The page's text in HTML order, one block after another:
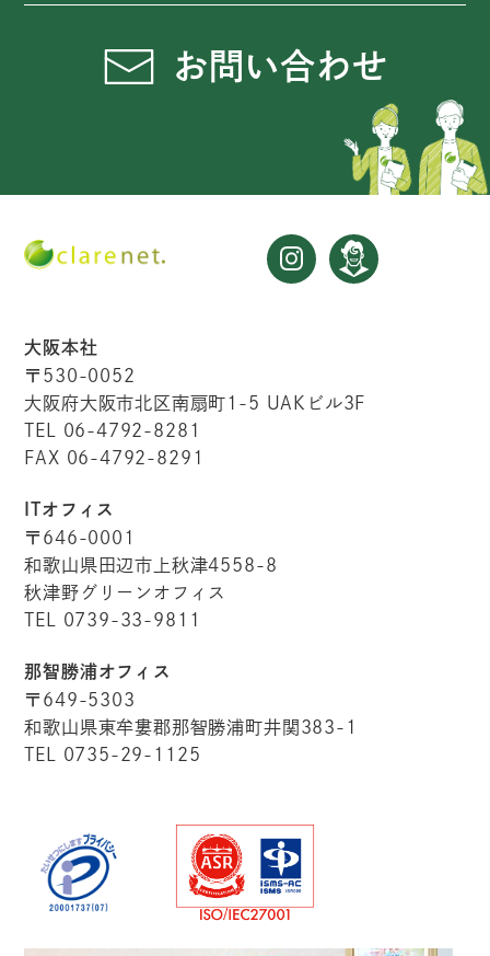
お問い合わせ
大阪本社
〒530-0052
大阪府大阪市北区南扇町1-5 UAKビル3F
TEL 06-4792-8281
FAX 06-4792-8291
ITオフィス
〒646-0001
和歌山県田辺市上秋津4558-8
秋津野グリーンオフィス
TEL 0739-33-9811
那智勝浦オフィス
〒649-5303
和歌山県東牟婁郡那智勝浦町井関383-1
TEL 0735-29-1125